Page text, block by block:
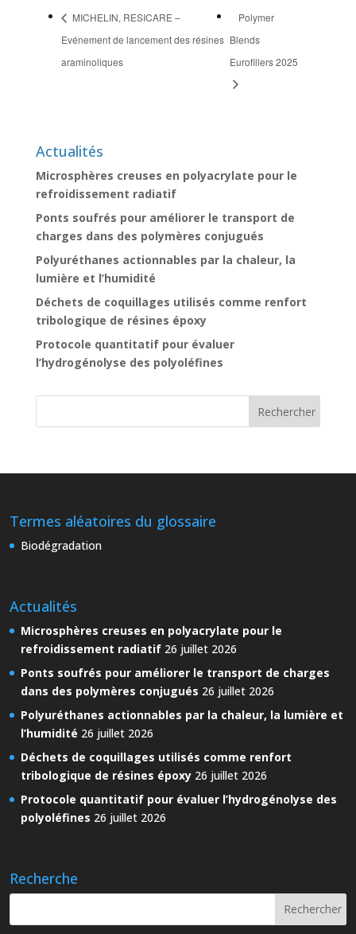
MICHELIN, RESICARE –
Evénement de lancement des résines
araminoliques
Polymer
Blends
Eurofillers 2025
Actualités
Microsphères creuses en polyacrylate pour le
refroidissement radiatif
Ponts soufrés pour améliorer le transport de
charges dans des polymères conjugués
Polyuréthanes actionnables par la chaleur, la
lumière et l’humidité
Déchets de coquillages utilisés comme renfort
tribologique de résines époxy
Protocole quantitatif pour évaluer
l’hydrogénolyse des polyoléfines
Termes aléatoires du glossaire
Biodégradation
Actualités
Microsphères creuses en polyacrylate pour le
refroidissement radiatif 26 juillet 2026
Ponts soufrés pour améliorer le transport de charges
dans des polymères conjugués 26 juillet 2026
Polyuréthanes actionnables par la chaleur, la lumière et
l’humidité 26 juillet 2026
Déchets de coquillages utilisés comme renfort
tribologique de résines époxy 26 juillet 2026
Protocole quantitatif pour évaluer l’hydrogénolyse des
polyoléfines 26 juillet 2026
Recherche